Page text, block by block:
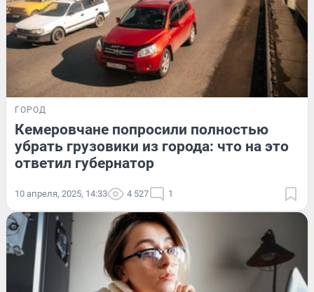
ГОРОД
Кемеровчане попросили полностью
убрать грузовики из города: что на это
ответил губернатор
10 апреля, 2025, 14:33 4 527 1